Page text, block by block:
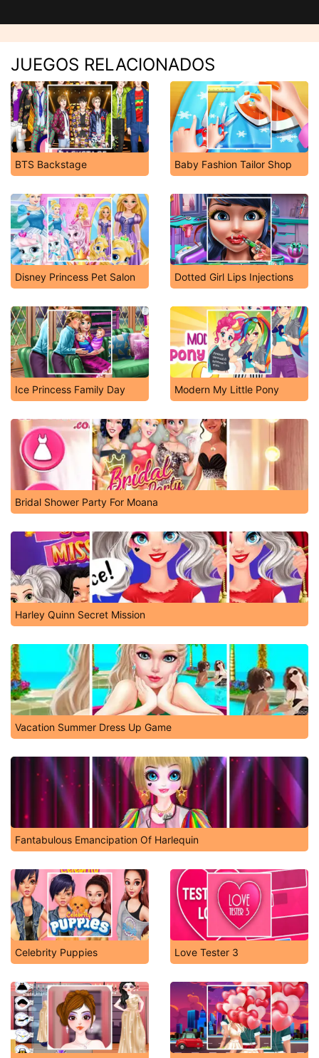
JUEGOS RELACIONADOS
BTS Backstage Baby Fashion Tailor Shop
Disney Princess Pet Salon Dotted Girl Lips Injections
Ice Princess Family Day Modern My Little Pony
Bridal Shower Party For Moana
Harley Quinn Secret Mission
Vacation Summer Dress Up Game
Fantabulous Emancipation Of Harlequin
Celebrity Puppies Love Tester 3